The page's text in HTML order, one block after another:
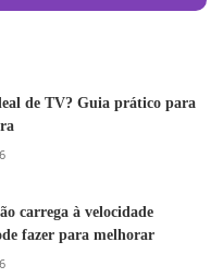
de TV? Guia prático para
carrega à velocidade
fazer para melhorar